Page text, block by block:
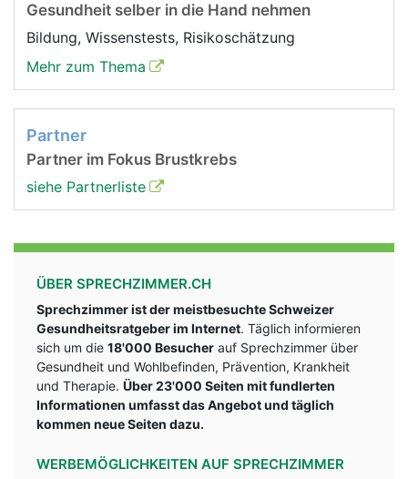
Gesundheit selber in die Hand nehmen
Bildung, Wissenstests, Risikoschätzung
Mehr zum Thema
Partner
Partner im Fokus Brustkrebs
siehe Partnerliste
ÜBER SPRECHZIMMER.CH
Sprechzimmer ist der meistbesuchte Schweizer
Gesundheitsratgeber im Internet. Täglich informieren
sich um die 18'000 Besucher auf Sprechzimmer über
Gesundheit und Wohlbefinden, Prävention, Krankheit
und Therapie. Über 23'000 Seiten mit fundlerten
Informationen umfasst das Angebot und täglich
kommen neue Seiten dazu.
WERBEMÖGLICHKEITEN AUF SPRECHZIMMER